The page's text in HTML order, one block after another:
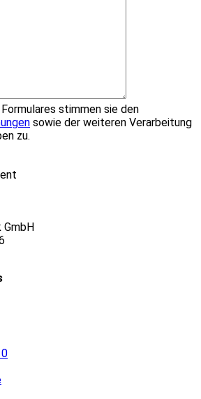
stimmen sie den
sowie der weiteren Verarbeitung
zu.